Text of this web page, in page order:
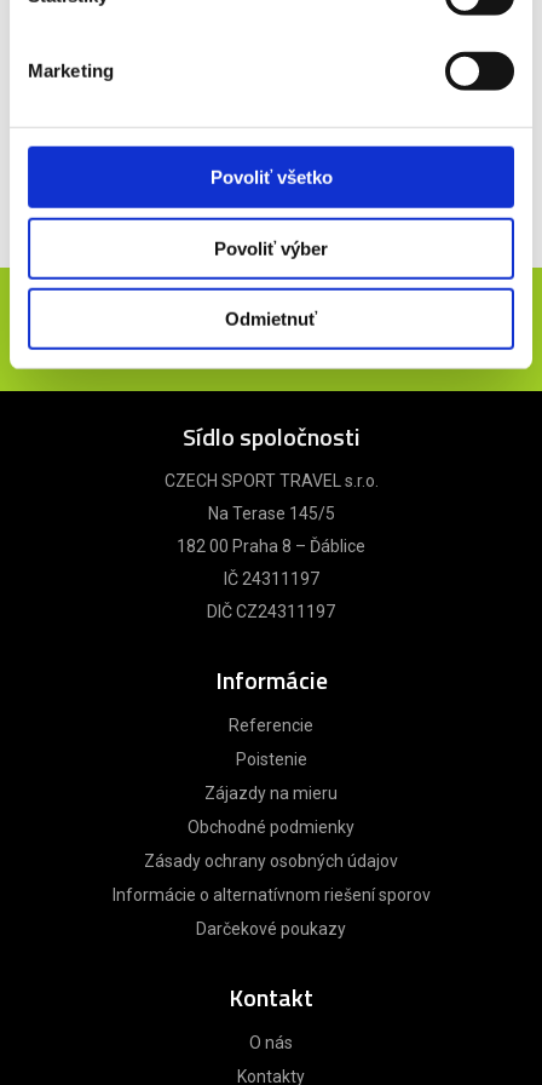
Marketing
Povoliť všetko
Povoliť výber
Odmietnuť
Šestnásť účastníkov je rozdelených do dvoch skupín po 8
skupiny postúpia štvorice tímov s najvyšším počtom bodov do
štvrťfinále. Oba tímy z ôsmych miest automaticky zostúpia do
štvrťfinalistov sa turnaj skončí. Víťazi semifinále postúpia do finále,
kde sa rozhodne o držiteľoch zlatých a strieborných medailí.
Medzi elitami svetového hokeja sa tradične predstaví aj
Novinky e-mailom
ODOSLAŤ
Sídlo spoločnosti
CZECH SPORT TRAVEL s.r.o.
Na Terase 145/5
182 00 Praha 8 – Ďáblice
IČ 24311197
DIČ CZ24311197
Informácie
Referencie
Poistenie
Zájazdy na mieru
Obchodné podmienky
Zásady ochrany osobných údajov
Informácie o alternatívnom riešení sporov
Darčekové poukazy
Kontakt
O nás
Kontakty